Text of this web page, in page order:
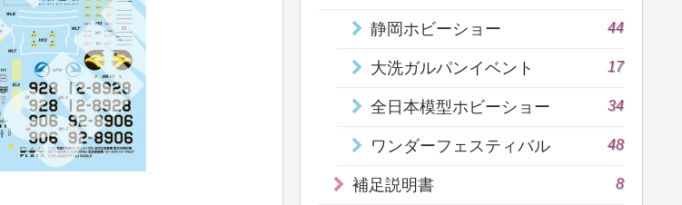
静岡ホビーショー 44
大洗ガルパンイベント 17
全日本模型ホビーショー 34
ワンダーフェスティバル 48
補足説明書 8